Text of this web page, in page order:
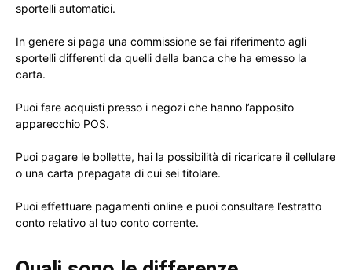
sportelli automatici.
In genere si paga una commissione se fai riferimento agli
sportelli differenti da quelli della banca che ha emesso la
carta.
Puoi fare acquisti presso i negozi che hanno l’apposito
apparecchio POS.
Puoi pagare le bollette, hai la possibilità di ricaricare il cellulare
o una carta prepagata di cui sei titolare.
Puoi effettuare pagamenti online e puoi consultare l’estratto
conto relativo al tuo conto corrente.